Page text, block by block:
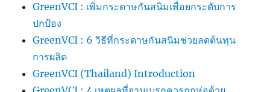
GreenVCI : เพิ่มกระดาษกันสนิมเพื่อยกระดับการ
ปกป้อง
GreenVCI : 6 วิธีที่กระดาษกันสนิมช่วยลดต้นทุน
การผลิต
GreenVCI (Thailand) Introduction